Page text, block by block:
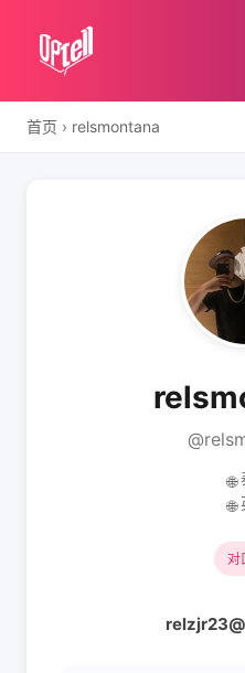
首页 › relsmontana
🌐
🌐
对